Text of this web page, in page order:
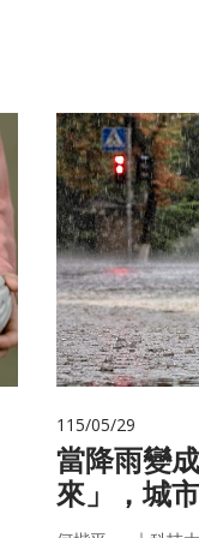
115/05/29
當降雨變
來」，城
即時應變？